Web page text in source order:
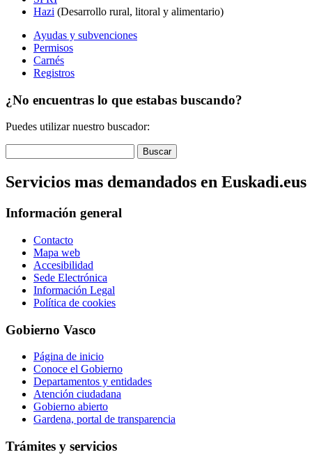
Hazi (Desarrollo rural, litoral y alimentario)
Ayudas y subvenciones
Permisos
Carnés
Registros
¿No encuentras lo que estabas buscando?
Puedes utilizar nuestro buscador:
Servicios mas demandados en Euskadi.eus
Información general
Contacto
Mapa web
Accesibilidad
Sede Electrónica
Información Legal
Política de cookies
Gobierno Vasco
Página de inicio
Conoce el Gobierno
Departamentos y entidades
Atención ciudadana
Gobierno abierto
Gardena, portal de transparencia
Trámites y servicios